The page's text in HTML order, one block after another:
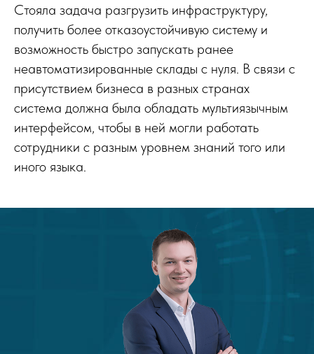
Стояла задача разгрузить инфраструктуру,
получить более отказоустойчивую систему и
возможность быстро запускать ранее
неавтоматизированные склады с нуля. В связи с
присутствием бизнеса в разных странах
система должна была обладать мультиязычным
интерфейсом, чтобы в ней могли работать
сотрудники с разным уровнем знаний того или
иного языка.